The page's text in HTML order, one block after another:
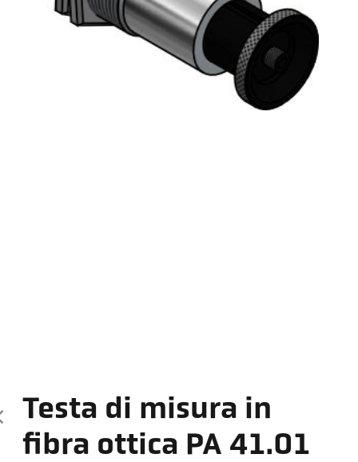
Testa di misura in
fibra ottica PA 41.01